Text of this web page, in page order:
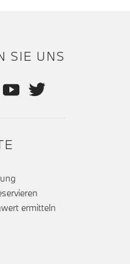
SIE UNS
ermitteln